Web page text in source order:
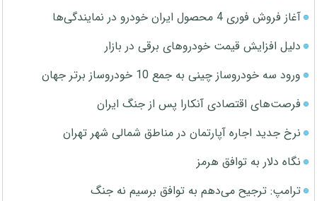
آغاز فروش فوری 4 محصول ایران خودرو در نمایندگی‌ها
دلیل افزایش قیمت خودروهای برقی در بازار
ورود سه خودروساز چینی به جمع 10 خودروساز برتر جهان
فرصت‌های اقتصادی آنکارا پس از جنگ ایران
نرخ جدید اجاره آپارتمان در مناطق شمالی شهر تهران
نگاه دلار به توافق هرمز
ترامپ: ترجیح می‌دهم به توافق برسیم نه جنگ